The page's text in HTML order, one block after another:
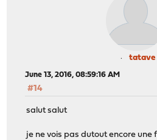
tatave
June 13, 2016, 08:59:16 AM
#14
salut salut
je ne vois pas dutout encore une